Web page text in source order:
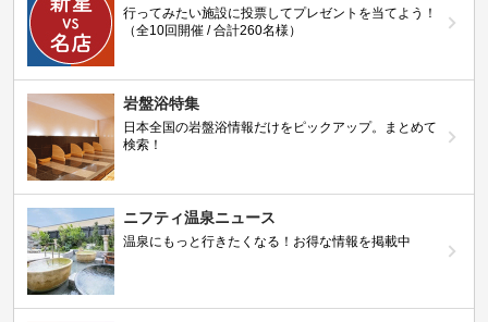
行ってみたい施設に投票してプレゼントを当てよう！
（全10回開催 / 合計260名様）
岩盤浴特集
日本全国の岩盤浴情報だけをピックアップ。まとめて
検索！
ニフティ温泉ニュース
温泉にもっと行きたくなる！お得な情報を掲載中